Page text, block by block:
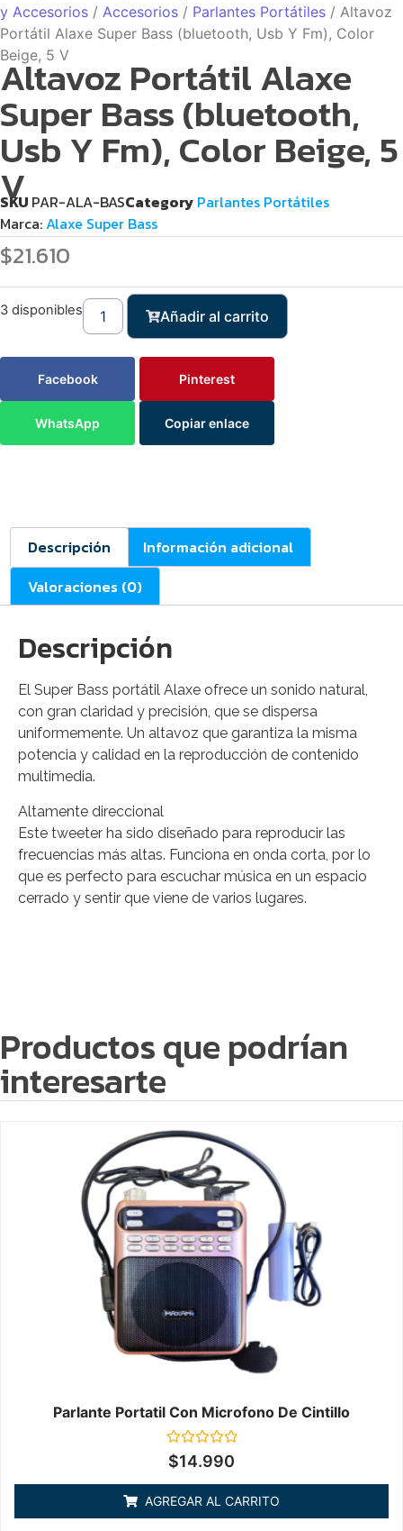
y Accesorios / Accesorios / Parlantes Portátiles / Altavoz
Portátil Alaxe Super Bass (bluetooth, Usb Y Fm), Color
Beige, 5 V
Altavoz Portátil Alaxe
Super Bass (bluetooth,
Usb Y Fm), Color Beige, 5
V
SKU PAR-ALA-BASCategory Parlantes Portátiles
Marca:Alaxe Super Bass
$21.610
3 disponibles Añadir al carrito
Facebook Pinterest
WhatsApp Copiar enlace
Descripción
Información adicional
Valoraciones (0)
Descripción
El Super Bass portátil Alaxe ofrece un sonido natural,
con gran claridad y precisión, que se dispersa
uniformemente. Un altavoz que garantiza la misma
potencia y calidad en la reproducción de contenido
multimedia.
Altamente direccional
Este tweeter ha sido diseñado para reproducir las
frecuencias más altas. Funciona en onda corta, por lo
que es perfecto para escuchar música en un espacio
cerrado y sentir que viene de varios lugares.
Productos que podrían
interesarte
Parlante Portatil Con Microfono De Cintillo
Valorado
en
de
5
$14.990
AGREGAR AL CARRITO